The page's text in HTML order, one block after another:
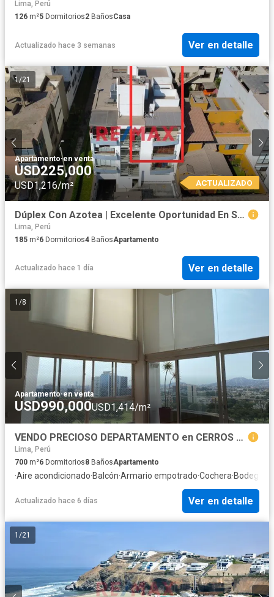
Lima, Perú
126 m²5 Dormitorios2 BañosCasa
Actualizado hace 3 semanas Ver en detalle
1 /21
Apartamento·en venta
USD225,000
USD1,216/m² ACTUALIZADO
Dúplex Con Azotea | Excelente Oportunidad En San Borja
Lima, Perú
185 m²6 Dormitorios4 BañosApartamento
Actualizado hace 1 día Ver en detalle
1 /8
Apartamento·en venta
USD990,000USD1,414/m²
VENDO PRECIOSO DEPARTAMENTO en CERROS DE CAMACHO - FRENTE AL GOLF LOS INKAS . SURCO
Lima, Perú
700 m²6 Dormitorios8 BañosApartamento
·Aire acondicionado·Balcón·Armario empotrado·Cochera·Bodega
Actualizado hace 6 días Ver en detalle
1 /21